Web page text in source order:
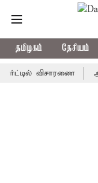
தமிழகம் தேசியம்
விசாரணை